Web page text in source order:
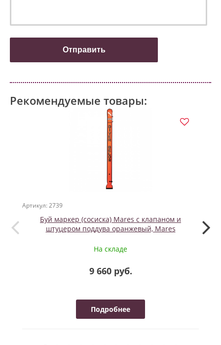
Рекомендуемые товары:
Артикул: 2739
Буй маркер (сосиска) Mares с клапаном и
штуцером поддува оранжевый, Mares
На складе
9 660 руб.
Подробнее